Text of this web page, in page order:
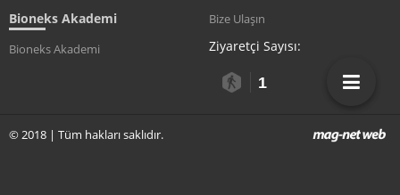
Bioneks Akademi
Bioneks Akademi
Bize Ulaşın
Ziyaretçi Sayısı:
1
© 2018 | Tüm hakları saklıdır.